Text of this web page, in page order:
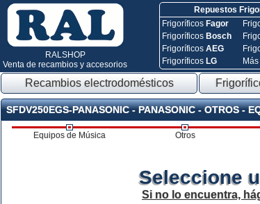
RALSHOP
Venta de recambios y accesorios
Repuestos
Frigoríficos Fagor
Frigoríficos Bosch
FrigoríficosAEG
Frigoríficos LG
Recambios electrodomésticos
SFDV250EGS-PANASONIC - PANASONIC - OTROS -
Equipos de Música Otros
Seleccione
Si no lo encuentra,